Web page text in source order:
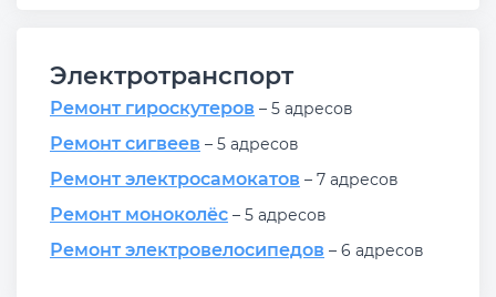
Электротранспорт
Ремонт гироскутеров – 5 адресов
Ремонт сигвеев – 5 адресов
Ремонт электросамокатов – 7 адресов
Ремонт моноколёс – 5 адресов
Ремонт электровелосипедов – 6 адресов